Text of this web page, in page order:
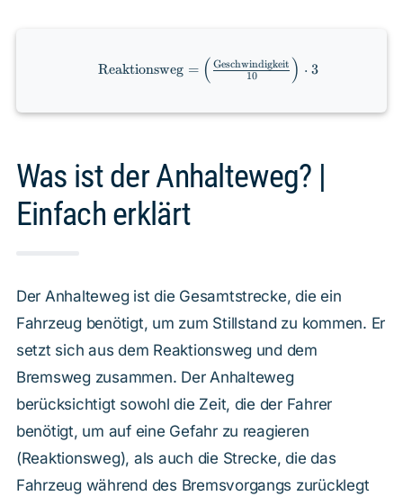
\text{Reaktionsweg} =
\left(\frac{\text{Geschwindigkeit}}
Reaktionsweg = ( 10
Geschwindigkeit ) ⋅ 3
Was ist der Anhalteweg? |
Einfach erklärt
Der Anhalteweg ist die Gesamtstrecke, die ein
Fahrzeug benötigt, um zum Stillstand zu kommen. Er
setzt sich aus dem Reaktionsweg und dem
Bremsweg zusammen. Der Anhalteweg
berücksichtigt sowohl die Zeit, die der Fahrer
benötigt, um auf eine Gefahr zu reagieren
(Reaktionsweg), als auch die Strecke, die das
Fahrzeug während des Bremsvorgangs zurücklegt